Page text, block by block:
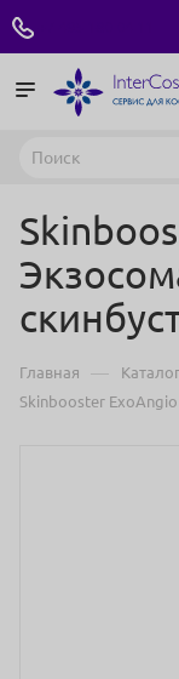
Главная — Каталог
Skinbooster